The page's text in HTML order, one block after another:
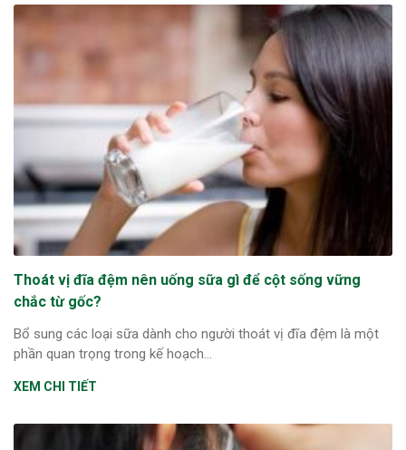
Thoát vị đĩa đệm nên uống sữa gì để cột sống vững
chắc từ gốc?
Bổ sung các loại sữa dành cho người thoát vị đĩa đệm là một
phần quan trọng trong kế hoạch...
XEM CHI TIẾT